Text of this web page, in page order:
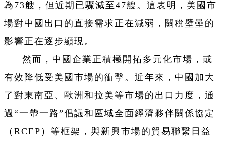
為73艘，但近期已驟減至47艘。這表明，美國市
場對中國出口的直接需求正在減弱，關稅壁壘的
影響正在逐步顯現。
然而，中國企業正積極開拓多元化市場，或
有效降低受美國市場的衝擊。近年來，中國加大
了對東南亞、歐洲和拉美等市場的出口力度，通
過“一帶一路”倡議和區域全面經濟夥伴關係協定
（RCEP）等框架，與新興市場的貿易聯繫日益